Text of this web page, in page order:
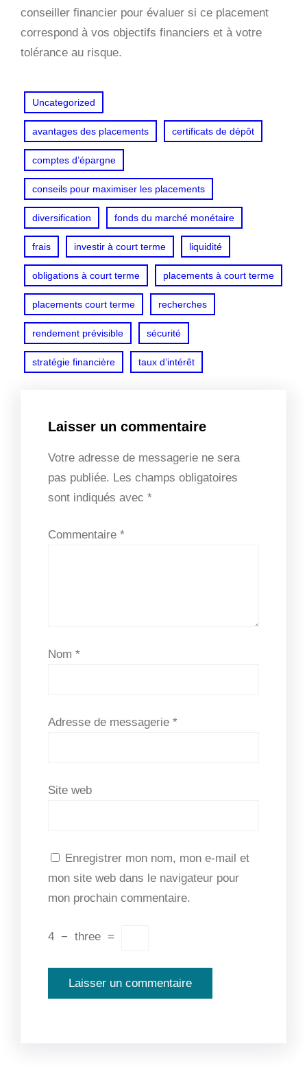
conseiller financier pour évaluer si ce placement
correspond à vos objectifs financiers et à votre
tolérance au risque.
Uncategorized
avantages des placements certificats de dépôt
comptes d’épargne
conseils pour maximiser les placements
diversification fonds du marché monétaire
frais investir à court terme liquidité
obligations à court terme placements à court terme
placements court terme recherches
rendement prévisible sécurité
stratégie financière taux d’intérêt
Laisser un commentaire
Votre adresse de messagerie ne sera
pas publiée. Les champs obligatoires
sont indiqués avec *
Commentaire *
Nom *
Adresse de messagerie *
Site web
Enregistrer mon nom, mon e-mail et
mon site web dans le navigateur pour
mon prochain commentaire.
4 − three =